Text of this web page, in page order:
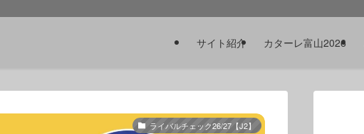
サイト紹介 カターレ富山2026
ライバルチェック26/27【J2】